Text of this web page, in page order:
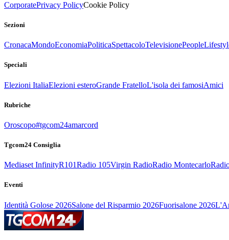
CorporatePrivacy PolicyCookie Policy
Sezioni
CronacaMondoEconomiaPoliticaSpettacoloTelevisionePeople
Speciali
Elezioni ItaliaElezioni esteroGrande FratelloL'isola dei famosiAmici
Rubriche
Oroscopo#tgcom24amarcord
Tgcom24 Consiglia
Mediaset InfinityR101Radio 105Virgin RadioRadio Montecarlo
Eventi
Identità Golose 2026Salone del Risparmio 2026Fuorisalone 2026